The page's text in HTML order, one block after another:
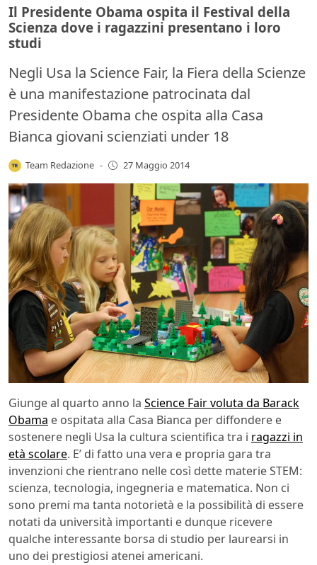
Il Presidente Obama ospita il Festival della
Scienza dove i ragazzini presentano i loro
studi
Negli Usa la Science Fair, la Fiera della Scienze
è una manifestazione patrocinata dal
Presidente Obama che ospita alla Casa
Bianca giovani scienziati under 18
Team Redazione - 27 Maggio 2014
Giunge al quarto anno la Science Fair voluta da Barack
Obama e ospitata alla Casa Bianca per diffondere e
sostenere negli Usa la cultura scientifica tra i ragazzi in
età scolare. E’ di fatto una vera e propria gara tra
invenzioni che rientrano nelle così dette materie STEM:
scienza, tecnologia, ingegneria e matematica. Non ci
sono premi ma tanta notorietà e la possibilità di essere
notati da università importanti e dunque ricevere
qualche interessante borsa di studio per laurearsi in
uno dei prestigiosi atenei americani.